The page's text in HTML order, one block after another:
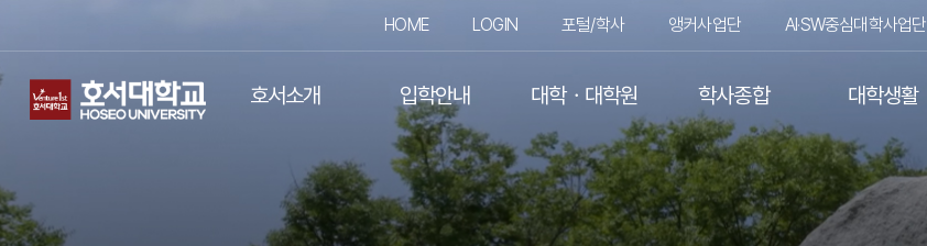
HOME LOGIN 포털/학사 앵커사업단 AI·SW중심대학사업단
호서소개 입학안내 대학ㆍ대학원 학사종합 대학생활